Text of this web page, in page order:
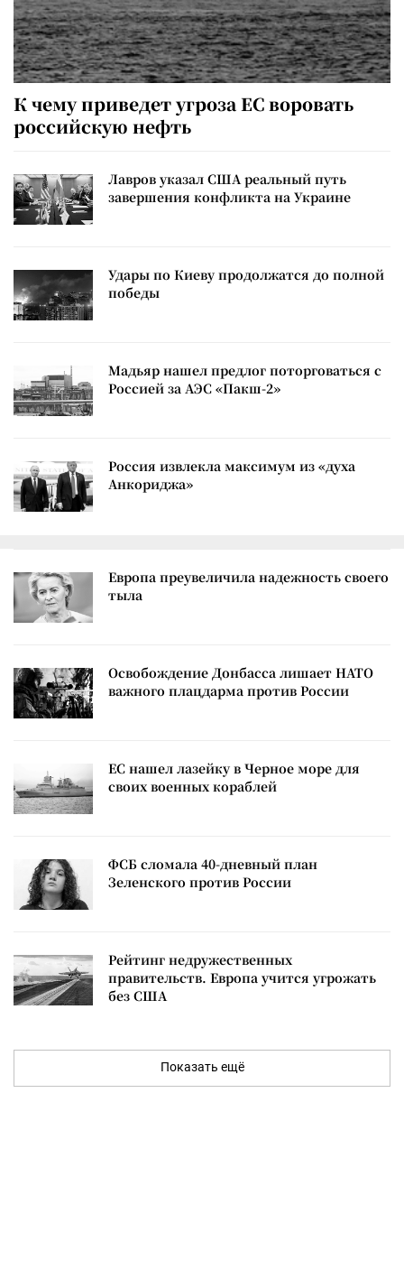
К чему приведет угроза ЕС воровать
российскую нефть
Лавров указал США реальный путь
завершения конфликта на Украине
Удары по Киеву продолжатся до полной
победы
Мадьяр нашел предлог поторговаться с
Россией за АЭС «Пакш-2»
Россия извлекла максимум из «духа
Анкориджа»
Европа преувеличила надежность своего
тыла
Освобождение Донбасса лишает НАТО
важного плацдарма против России
ЕС нашел лазейку в Черное море для
своих военных кораблей
ФСБ сломала 40-дневный план
Зеленского против России
Рейтинг недружественных
правительств. Европа учится угрожать
без США
Показать ещё